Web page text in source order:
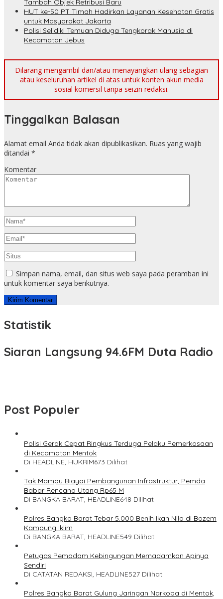
Tambah Objek Retribusi Baru
HUT ke-50 PT Timah Hadirkan Layanan Kesehatan Gratis
untuk Masyarakat Jakarta
Polisi Selidiki Temuan Diduga Tengkorak Manusia di
Kecamatan Jebus
Dilarang mengambil dan/atau menayangkan ulang sebagian
atau keseluruhan artikel di atas untuk konten akun media
sosial komersil tanpa seizin redaksi.
Tinggalkan Balasan
Alamat email Anda tidak akan dipublikasikan. Ruas yang wajib
ditandai *
Komentar
Simpan nama, email, dan situs web saya pada peramban ini
untuk komentar saya berikutnya.
Statistik
Siaran Langsung 94.6FM Duta Radio
Post Populer
Polisi Gerak Cepat Ringkus Terduga Pelaku Pemerkosaan
di Kecamatan Mentok
Di HEADLINE, HUKRIM673 Dilihat
Tak Mampu Biayai Pembangunan Infrastruktur, Pemda
Babar Rencana Utang Rp65 M
Di BANGKA BARAT, HEADLINE648 Dilihat
Polres Bangka Barat Tebar 5.000 Benih Ikan Nila di Bozem
Kampung Iklim
Di BANGKA BARAT, HEADLINE549 Dilihat
Petugas Pemadam Kebingungan Memadamkan Apinya
Sendiri
Di CATATAN REDAKSI, HEADLINE527 Dilihat
Polres Bangka Barat Gulung Jaringan Narkoba di Mentok,